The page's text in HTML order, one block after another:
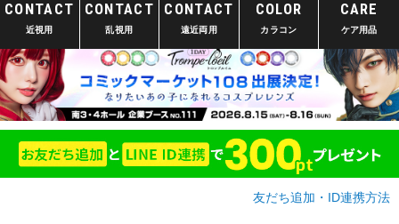
CONTACT
近視用
CONTACT
乱視用
CONTACT
遠近両用
COLOR
カラコン
CARE
ケア用品
友だち追加・ID連携方法